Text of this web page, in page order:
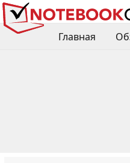
Главная